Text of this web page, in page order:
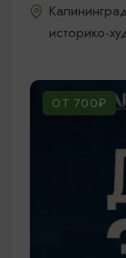
историко-
ОТ 700₽